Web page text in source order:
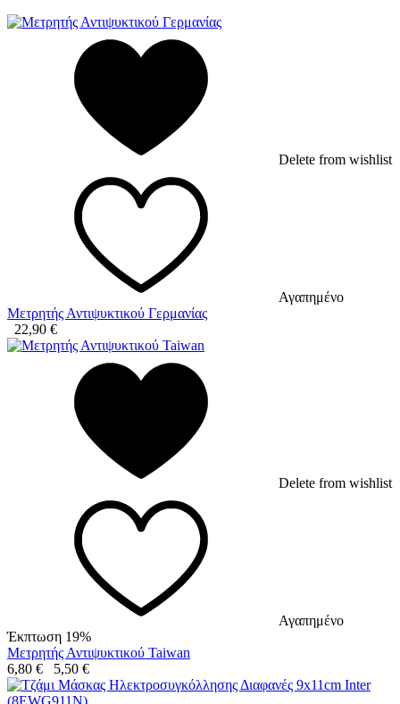
Delete from wishlist
Αγαπημένο
Μετρητής Αντιψυκτικού Γερμανίας
22,90 €
Delete from wishlist
Αγαπημένο
Έκπτωση 19%
Μετρητής Αντιψυκτικού Taiwan
6,80 € 5,50 €